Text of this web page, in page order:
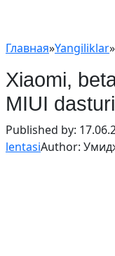
Главная»Yangiliklar»
Xiaomi,
MIUI
Published by:
lentasiAuthor: